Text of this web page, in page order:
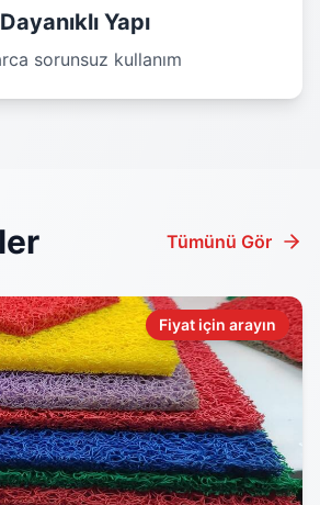
Dayanıklı Yapı
sorunsuz kullanım
Tümünü Gör
Fiyat için arayın